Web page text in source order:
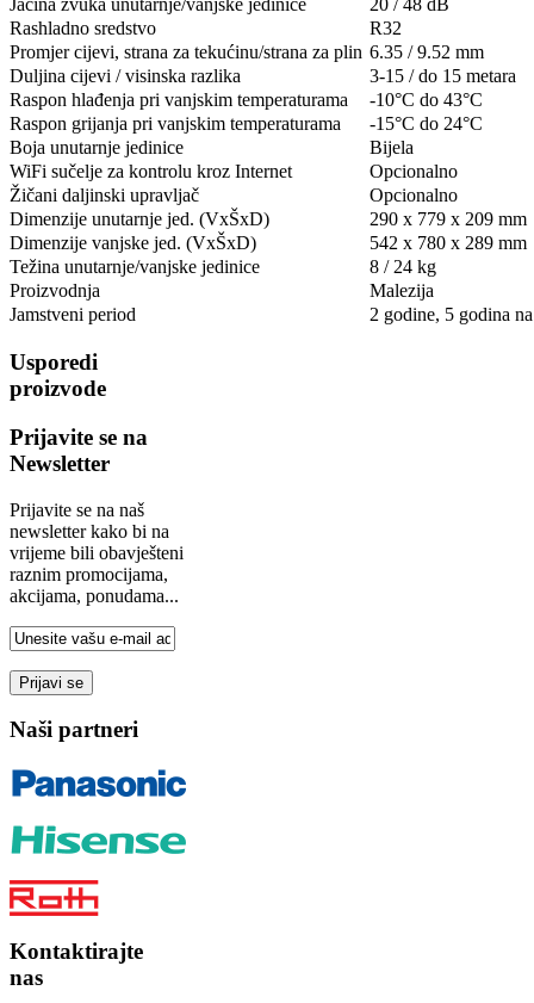
Jačina zvuka unutarnje/vanjske jedinice
20 / 48 dB
Rashladno sredstvo
R32
Promjer cijevi, strana za tekućinu/strana za plin 6.35 / 9.52 mm
Duljina cijevi / visinska razlika
3-15 / do 15 metara
Raspon hlađenja pri vanjskim temperaturama
-10°C do 43°C
Raspon grijanja pri vanjskim temperaturama
-15°C do 24°C
Boja unutarnje jedinice
Bijela
WiFi sučelje za kontrolu kroz Internet
Opcionalno
Žičani daljinski upravljač
Opcionalno
Dimenzije unutarnje jed. (VxŠxD)
290 x 779 x 209 mm
Dimenzije vanjske jed. (VxŠxD)
542 x 780 x 289 mm
Težina unutarnje/vanjske jedinice
8 / 24 kg
Proizvodnja
Malezija
Jamstveni period
2 godine, 5 godina
Usporedi
proizvode
Prijavite se na
Newsletter
Prijavite se na naš
newsletter kako bi na
vrijeme bili obavješteni
raznim promocijama,
akcijama, ponudama...
Naši partneri
Kontaktirajte
nas